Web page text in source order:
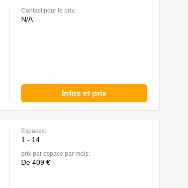
Contact pour le prix:
N/A
Infos et prix
Espaces:
1 - 14
prix par espace par mois:
De 409 €